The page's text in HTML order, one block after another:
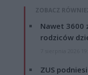
ZOBACZ
Nawet 3600
rodziców
ZUS